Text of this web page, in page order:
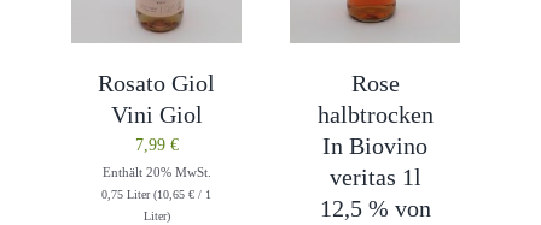
Rosato Giol
Vini Giol
7,99 €
Enthält 20% MwSt.
0,75 Liter (10,65€ / 1
Liter)
Rose
halbtrocken
In Biovino
veritas 1l
12,5 % von